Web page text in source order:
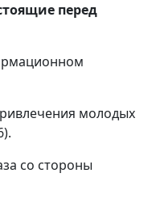
перед
молодых
со стороны